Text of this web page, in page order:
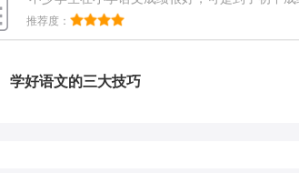
学生是在换了新教材以后成绩出现了下滑，那么
关于提高初中语文成绩的方法，希望对大。下
推荐度：
学好语文的三大技巧